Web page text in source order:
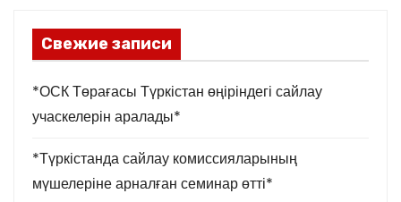
Свежие записи
*ОСК Төрағасы Түркістан өңіріндегі сайлау
учаскелерін аралады*
*Түркістанда сайлау комиссияларының
мүшелеріне арналған семинар өтті*